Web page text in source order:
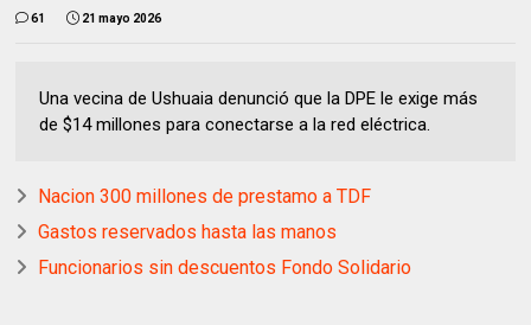
61 21 mayo 2026
Una vecina de Ushuaia denunció que la DPE le exige más
de $14 millones para conectarse a la red eléctrica.
Nacion 300 millones de prestamo a TDF
Gastos reservados hasta las manos
Funcionarios sin descuentos Fondo Solidario